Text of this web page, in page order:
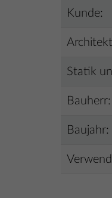
Kunde:
Statik
Bauherr:
Baujahr: